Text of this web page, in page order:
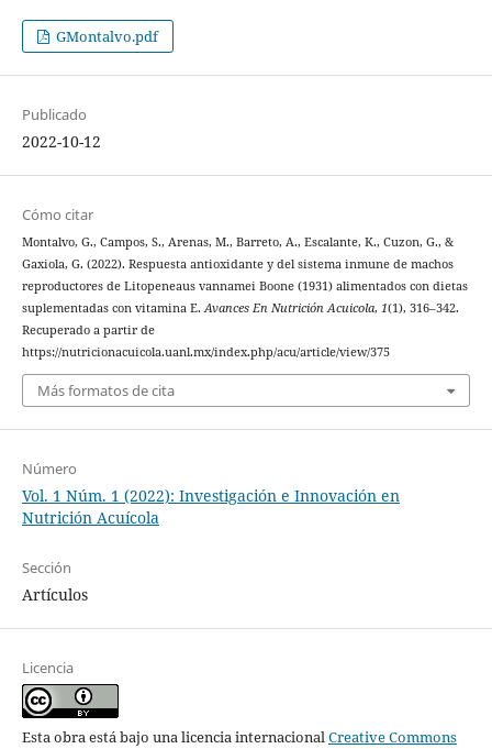
GMontalvo.pdf
Publicado
2022-10-12
Cómo citar
Montalvo, G., Campos, S., Arenas, M., Barreto, A., Escalante, K., Cuzon, G., &
Gaxiola, G. (2022). Respuesta antioxidante y del sistema inmune de machos
reproductores de Litopeneaus vannamei Boone (1931) alimentados con dietas
suplementadas con vitamina E. Avances En Nutrición Acuicola, 1(1), 316–342.
Recuperado a partir de
https://nutricionacuicola.uanl.mx/index.php/acu/article/view/375
Más formatos de cita
Número
Vol. 1 Núm. 1 (2022): Investigación e Innovación en
Nutrición Acuícola
Sección
Artículos
Licencia
Esta obra está bajo una licencia internacionalCreative Commons